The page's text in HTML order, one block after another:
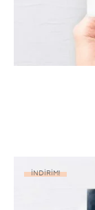
İNDIRIM!